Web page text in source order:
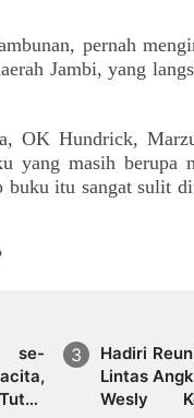
pernah
Jambi, yang
OK Hundrick,
yang masih berupa
buku itu sangat sulit
se-
Hadiri
Lintas
Wesly